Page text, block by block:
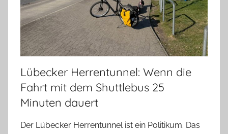
Lübecker Herrentunnel: Wenn die
Fahrt mit dem Shuttlebus 25
Minuten dauert
Der Lübecker Herrentunnel ist ein Politikum. Das